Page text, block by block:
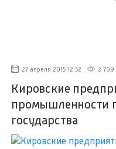
27 апреля 2015 12:52 2 709
Кировские
промышленности
государства